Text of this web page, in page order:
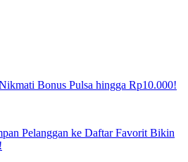
Bonus Pulsa hingga Rp10.000!
Pelanggan ke Daftar Favorit Bikin